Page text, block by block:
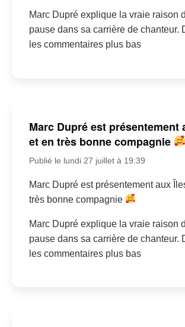
Marc Dupré explique la vraie raison
pause dans sa carrière de chanteur.
les commentaires plus bas
Marc Dupré est
et en très bonne compagnie
Publié le lundi 27 juillet à 19:39
Marc Dupré est présentement aux
très bonne compagnie
Marc Dupré explique la vraie raison
pause dans sa carrière de chanteur.
les commentaires plus bas